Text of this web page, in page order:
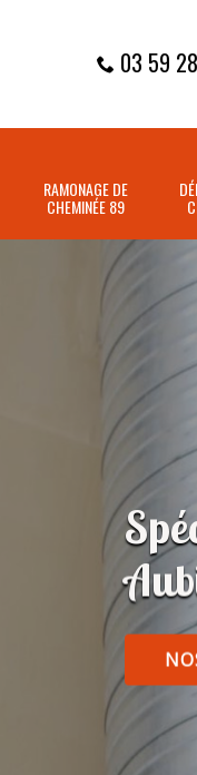
03 59
RAMONAGE DE
CHEMINÉE 89